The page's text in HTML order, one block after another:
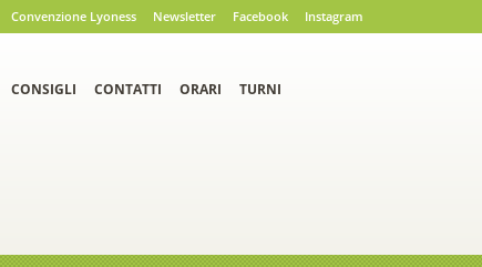
Convenzione Lyoness Newsletter Facebook Instagram
CONSIGLI CONTATTI ORARI TURNI